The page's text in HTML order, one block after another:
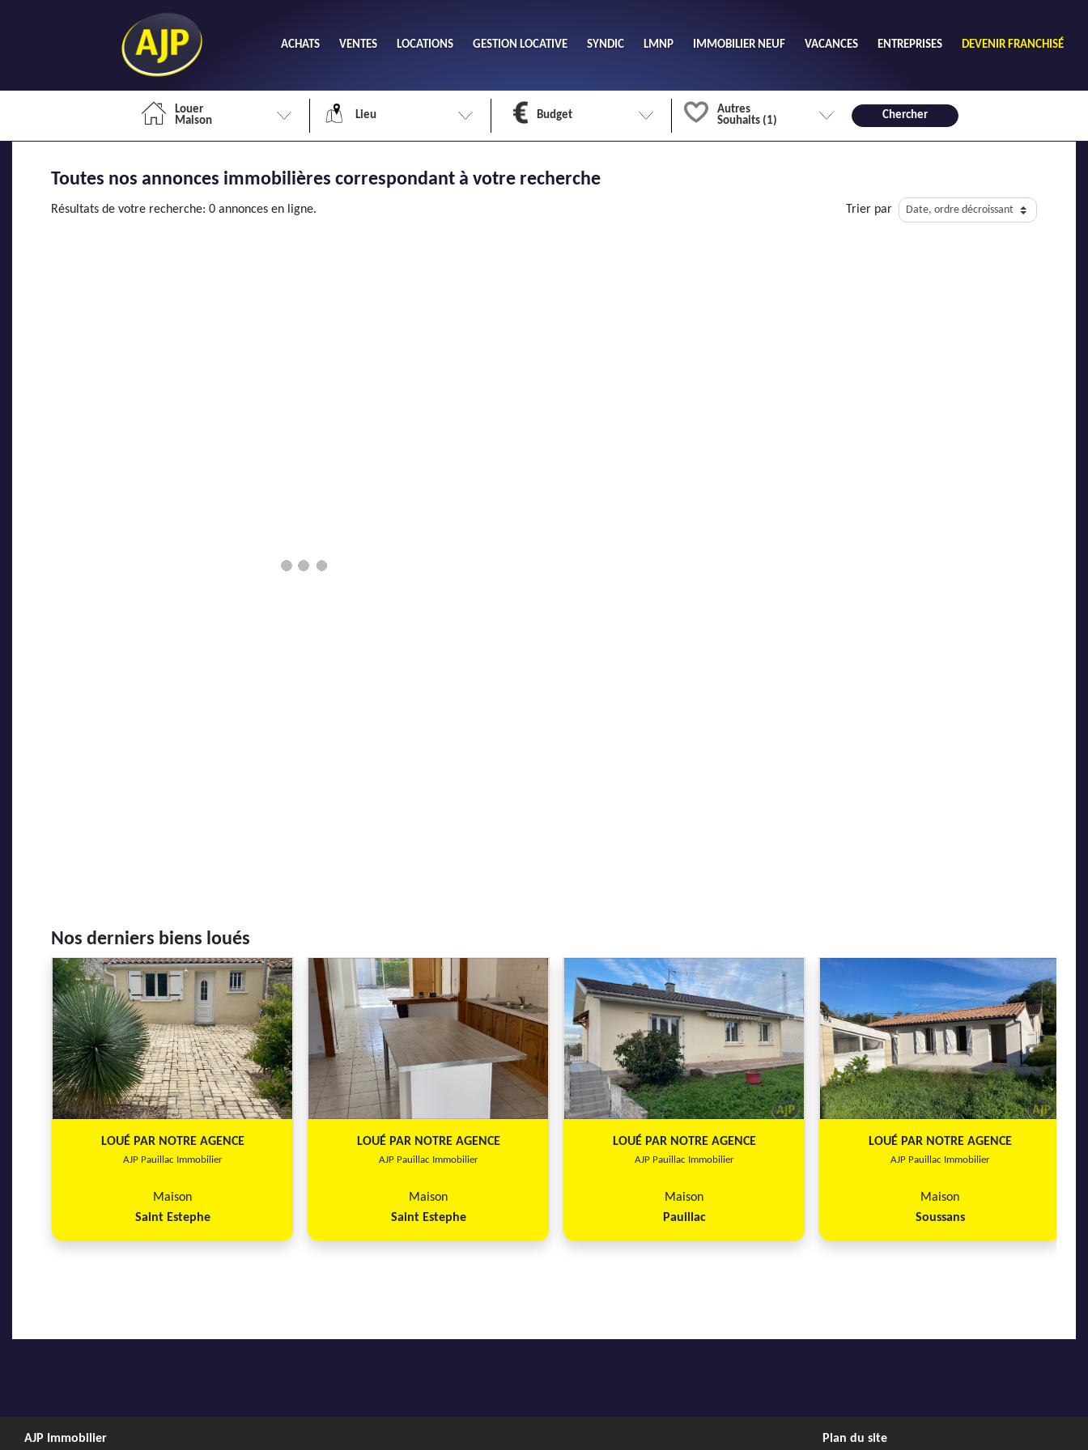
ACHATS VENTES LOCATIONS GESTION LOCATIVE SYNDIC LMNP IMMOBILIER NEUF VACANCES ENTREPRISES DEVENIR FRANCHISÉ
Louer
Maison
Lieu Budget
Autres
Souhaits (1)
Chercher
Toutes nos annonces immobilières correspondant à votre recherche
Résultats de votre recherche: 0 annonces en ligne. Trier par
Nos derniers biens loués
LOUÉ PAR NOTRE AGENCE
AJP Pauillac Immobilier
Maison
Saint Estephe
LOUÉ PAR NOTRE AGENCE
AJP Pauillac Immobilier
Maison
Saint Estephe
LOUÉ PAR NOTRE AGENCE
AJP Pauillac Immobilier
Maison
Pauillac
LOUÉ PAR NOTRE AGENCE
AJP Pauillac Immobilier
Maison
Soussans
AJP Immobilier Plan du site